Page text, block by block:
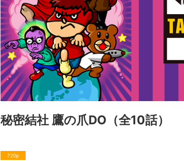
秘密結社 鷹の爪DO （全10話）
720p